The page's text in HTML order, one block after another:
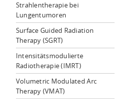
Strahlentherapie bei
Lungentumoren
Surface Guided Radiation
Therapy (SGRT)
Intensitätsmodulierte
Radiotherapie (IMRT)
Volumetric Modulated Arc
Therapy (VMAT)